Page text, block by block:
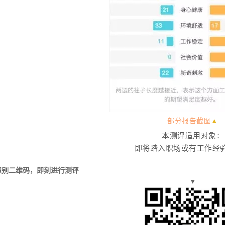
部分报告截图 ▲
本测评适用对象：
即将踏入职场或有工作经
二维码，即刻进行测评
▼